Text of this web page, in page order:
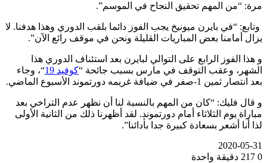
مرة: “من المهم تحقيق النجاح في الموسم”.
وتابع: “في بايرن ميونيخ يجب الفوز دائما بلقب الدوري وهذا هدفنا. لا
يزال أمامنا بعض المباريات القليلة ونحن في موقف رائع الآن”.
و هذا الفوز الرابع على التوالي لبايرن بعد استئناف الدوري هذا
الشهر، وعقب التوقف في مارس بسبب جائحة “كوفيد 19
“، وجاء
بعد انتصار ثمين 1-صفر في ضيافة غريمه دورتموند الأسبوع الماضي.
و قال فليك: “كان من المهم بالنسبة لنا أن نظهر عدم التراخي بعد
مباراة يوم الثلاثاء أمام دورتموند. لقد أظهرنا ذلك من الثانية الأولى
لذا أنا أشعر بسعادة كبيرة جدا بأدائنا”.
2020-05-31
0
دقيقة واحدة